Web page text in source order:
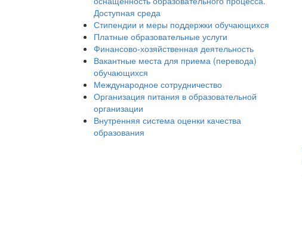
Доступная среда
Стипендии и меры поддержки обучающихся
Платные образовательные услуги
Финансово-хозяйственная деятельность
Вакантные места для приема (перевода)
обучающихся
Международное сотрудничество
Организация питания в образовательной
организации
Внутренняя система оценки качества
образования